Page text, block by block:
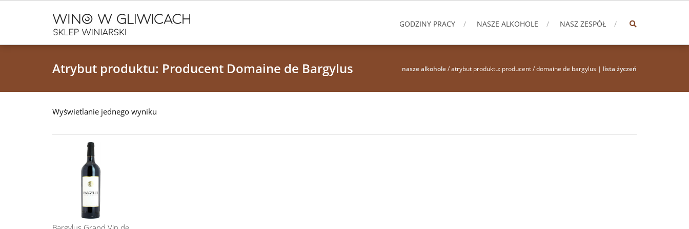
GODZINY PRACY NASZE ALKOHOLE NASZ ZESPÓŁ
Atrybut produktu: Producent Domaine de Bargylus nasze alkohole/ atrybut produktu: producent / domaine de bargylus | lista życzeń
Wyświetlanie jednego wyniku